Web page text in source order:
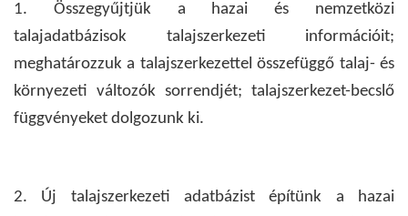
1. Összegyűjtjük a hazai és nemzetközi
talajadatbázisok talajszerkezeti információit;
meghatározzuk a talajszerkezettel összefüggő talaj- és
környezeti változók sorrendjét; talajszerkezet-becslő
függvényeket dolgozunk ki.
2. Új talajszerkezeti adatbázist építünk a hazai